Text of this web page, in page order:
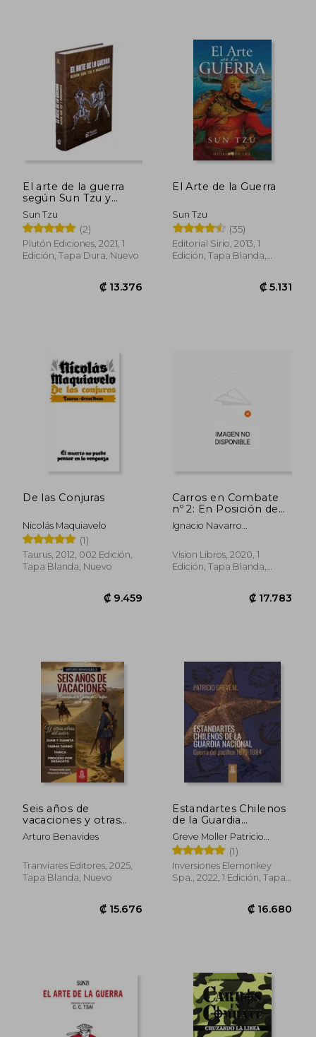
El arte de la guerra
según Sun Tzu y
Maquiavelo
Sun Tzu
(2)
Plutón Ediciones, 2021, 1
Edición, Tapa Dura, Nuevo
El Arte de la Guerra
Sun Tzu
(35)
Editorial Sirio, 2013, 1
Edición, Tapa Blanda,
De las Conjuras
Nicolás Maquiavelo
(1)
Taurus, 2012, 002 Edición,
Tapa Blanda, Nuevo
Carros en Combate
nº 2: En Posición de
Tiro
Ignacio Navarro
Guti&Eacute;Rrez
Vision Libros, 2020, 1
Edición, Tapa Blanda,
Seis años de
vacaciones y otras
obras de Arturo
Benavides
Arturo Benavides
Tranviares Editores, 2025,
Tapa Blanda, Nuevo
Estandartes Chilenos
de la Guardia
Nacional. Guerra del
Pacífico 1879-1884.
FULL COLOR.
Greve Moller Patricio
Roberto
(1)
Inversiones Elemonkey
Spa., 2022, 1 Edición, Tapa